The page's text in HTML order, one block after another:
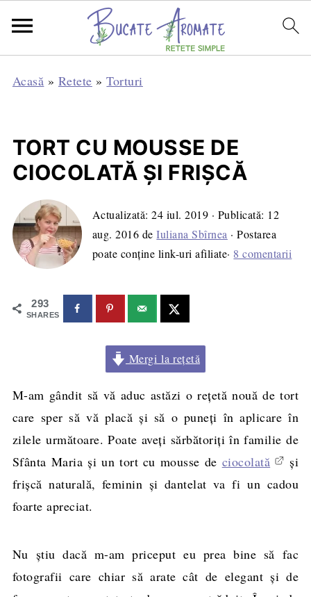
Acasă » Retete »Torturi
TORT CU MOUSSE DE
CIOCOLATĂ ŞI FRIŞCĂ
Actualizată:24 iul. 2019 · Publicată: 12
aug. 2016 deIuliana Sbîrnea · Postarea
poate conține link-uri afiliate· 8 comentarii
293
SHARES
Mergi la rețetă
M-am gândit să vă aduc astăzi o reţetă nouă de tort
care sper să vă placă şi să o puneţi în aplicare în
zilele următoare. Poate aveţi sărbătoriţi în familie de
Sfânta Maria şi un tort cu mousse de ciocolată
şi
frişcă naturală, feminin şi dantelat va fi un cadou
foarte apreciat.
Nu ştiu dacă m-am priceput eu prea bine să fac
fotografii care chiar să arate cât de elegant şi de